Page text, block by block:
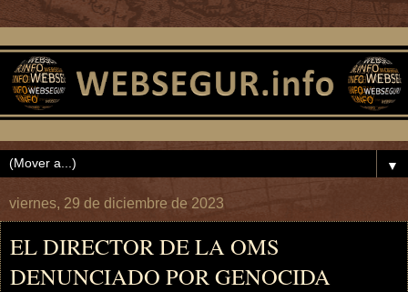
▼
viernes, 29 de diciembre de 2023
EL DIRECTOR DE LA OMS
DENUNCIADO POR GENOCIDA